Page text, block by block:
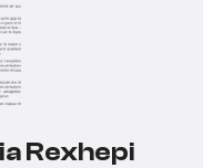
Rexhepi